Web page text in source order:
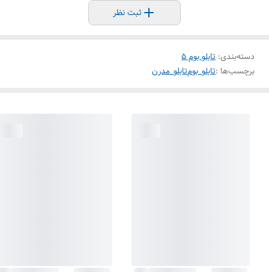
ثبت نظر
دسته‌بندی: تابلو بوم 5
برچسب‌ها :تابلو_بومتابلو_مدرن